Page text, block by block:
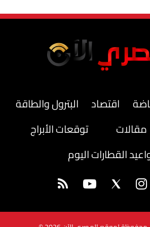
اقتصاد
البترول والطاقة
مقالات
توقعات الأبراج
القطارات اليوم